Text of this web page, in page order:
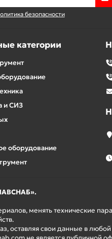
безопасности
категории
и СИЗ
оборудование
менять технические
оставляя свои данные в